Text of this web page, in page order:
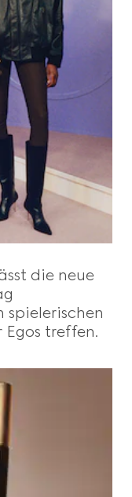
die neue
spielerischen
treffen.